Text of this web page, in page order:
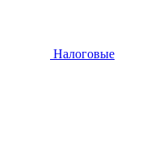
Налоговые